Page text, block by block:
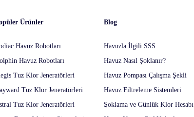
Ürünler
Havuz Robotları
Havuz Robotları
Tuz Klor Jeneratörleri
Tuz Klor Jeneratörleri
Tuz Klor Jeneratörleri
Blog
Havuzla İlgili SSS
Havuz Nasıl Şoklanır?
Havuz Pompası Çalışma Şekli
Havuz Filtreleme Sistemleri
Şoklama ve Günlük Klor Hesabı